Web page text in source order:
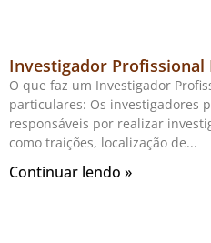
Investigador Profissional
O que faz um Investigador
particulares: Os investigadores
responsáveis por realizar
como traições, localização de
Continuar lendo »